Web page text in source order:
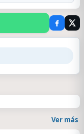
Ver más